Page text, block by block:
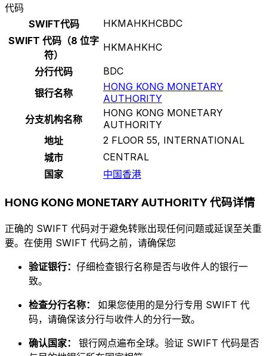
代码
SWIFT代码
HKMAHKHCBDC
SWIFT 代码（8 位字
符）
HKMAHKHC
分行代码
BDC
银行名称
HONG KONG MONETARY
AUTHORITY
分支机构名称
HONG KONG MONETARY
AUTHORITY
地址
2 FLOOR 55, INTERNATIONAL
城市
CENTRAL
国家
中国香港
HONG KONG MONETARY AUTHORITY 代码详情
正确的 SWIFT 代码对于避免转账出现任何问题或延误至关重
要。在使用 SWIFT 代码之前，请确保您
验证银行： 仔细检查银行名称是否与收件人的银行一
致。
检查分行名称： 如果您使用的是分行专用 SWIFT 代
码，请确保该分行与收件人的分行一致。
确认国家： 银行网点遍布全球。验证 SWIFT 代码是否